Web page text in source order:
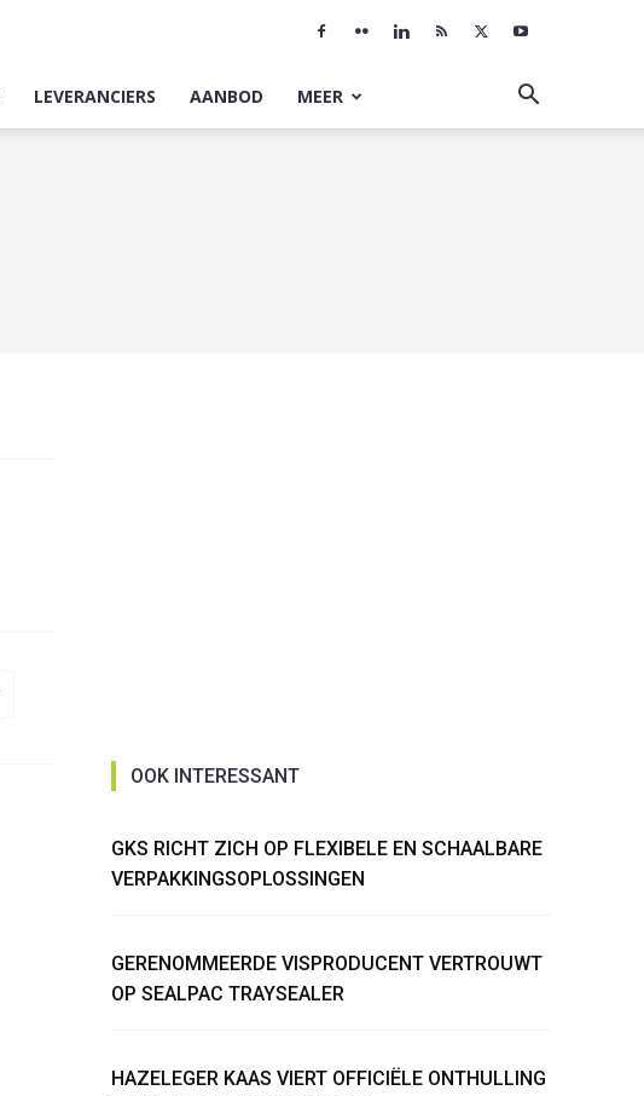
LEVERANCIERS AANBOD MEER
OOK INTERESSANT
GKS RICHT ZICH OP FLEXIBELE EN SCHAALBARE
VERPAKKINGSOPLOSSINGEN
GERENOMMEERDE VISPRODUCENT VERTROUWT
OP SEALPAC TRAYSEALER
HAZELEGER KAAS VIERT OFFICIËLE ONTHULLING